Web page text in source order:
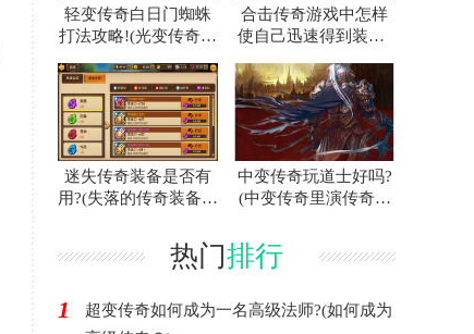
轻变传奇白日门蜘蛛
打法攻略!(光变传奇白
合击传奇游戏中怎样
使自己迅速得到装备?
如何快速获得装备？)
迷失传奇装备是否有
用?(失落的传奇装备有
中变传奇玩道士好吗?
(中变传奇里演传奇好
热门排行
1
超变传奇如何成为一名高级法师?(如何成为